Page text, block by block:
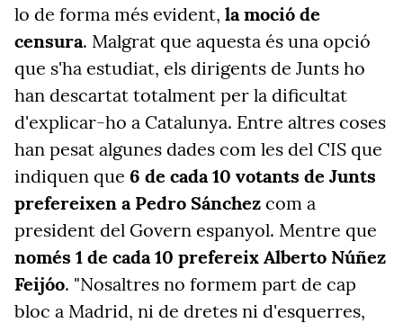
lo de forma més evident, la moció de
censura. Malgrat que aquesta és una opció
que s'ha estudiat, els dirigents de Junts ho
han descartat totalment per la dificultat
d'explicar-ho a Catalunya. Entre altres coses
han pesat algunes dades com les del CIS que
indiquen que 6 de cada 10 votants de Junts
prefereixen a Pedro Sánchez com a
president del Govern espanyol. Mentre que
només 1 de cada 10 prefereix Alberto Núñez
Feijóo. "Nosaltres no formem part de cap
bloc a Madrid, ni de dretes ni d'esquerres,